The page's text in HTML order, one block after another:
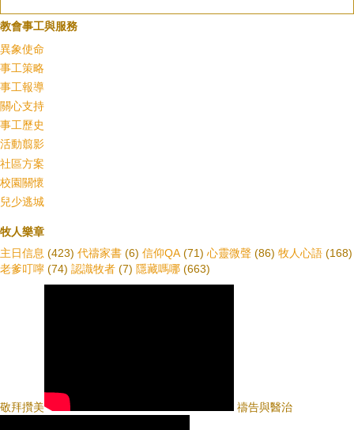
教會事工與服務
異象使命
事工策略
事工報導
關心支持
事工歷史
活動翦影
社區方案
校園關懷
兒少逃城
牧人樂章
主日信息 (423) 代禱家書 (6) 信仰QA (71) 心靈微聲 (86) 牧人心語 (168)
老爹叮嚀 (74) 認識牧者 (7) 隱藏嗎哪 (663)
敬拜攢美 禱告與醫治